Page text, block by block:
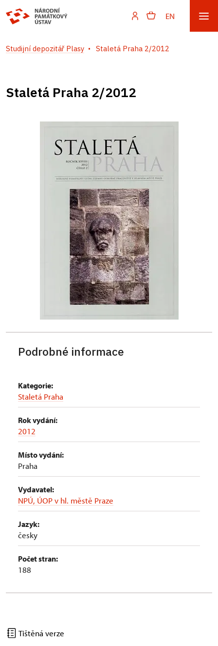
EN
Studijní depozitář Plasy Staletá Praha 2/2012
Staletá Praha 2/2012
Podrobné informace
Kategorie:
Staletá Praha
Rok vydání:
2012
Místo vydání:
Praha
Vydavatel:
NPÚ, ÚOP v hl. městě Praze
Jazyk:
česky
Počet stran:
188
Tištěná verze